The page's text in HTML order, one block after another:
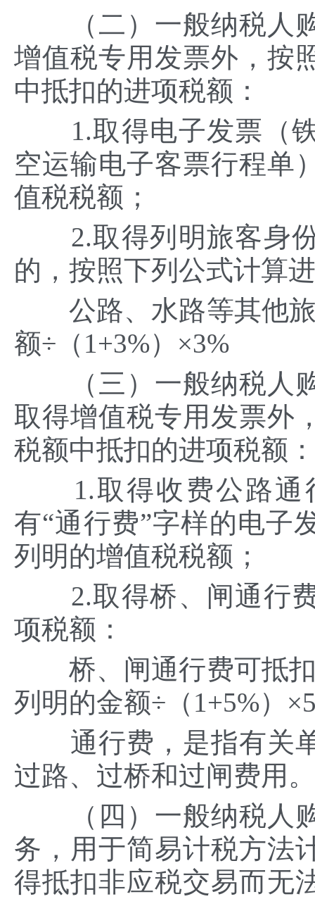
（二）一般纳税人购
增值税专用发票外，按
中抵扣的进项税额：
1.取得电子发票（铁
空运输电子客票行程单
值税税额；
2.取得列明旅客身份
的，按照下列公式计算
公路、水路等其他旅
额÷（1+3%）×3%
（三）一般纳税人购
取得增值税专用发票外
税额中抵扣的进项税额
1.取得收费公路通
有“通行费”字样的电子
列明的增值税税额；
2.取得桥、闸通行费
项税额：
桥、闸通行费可抵扣
列明的金额÷（1+5%）
通行费，是指有关单
过路、过桥和过闸费用
（四）一般纳税人购
务，用于简易计税方法
得抵扣非应税交易而无